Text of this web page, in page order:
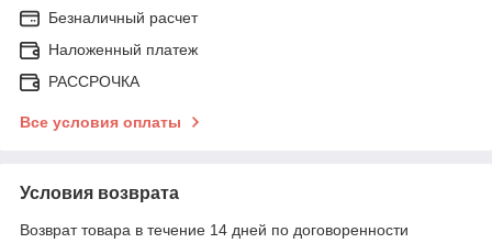
Безналичный расчет
Наложенный платеж
РАССРОЧКА
Все условия оплаты
Условия возврата
Возврат товара в течение 14 дней по договоренности